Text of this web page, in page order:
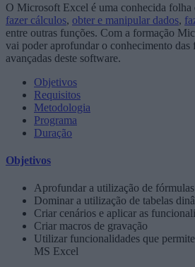
O Microsoft Excel é uma conhecida folha
fazer cálculos, obter e manipular dados,
entre outras funções. Com a formação
vai poder aprofundar o conhecimento das
avançadas deste software.
Objetivos
Requisitos
Metodologia
Programa
Duração
Objetivos
Aprofundar a utilização de
Dominar a utilização de tabelas
Criar cenários e aplicar as
Criar macros de gravação
Utilizar funcionalidades que
MS Excel